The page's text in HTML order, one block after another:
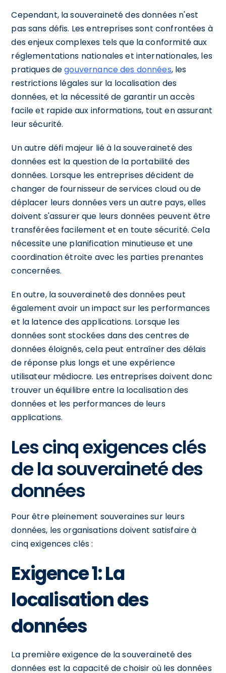
Cependant, la souveraineté des données n'est
pas sans défis. Les entreprises sont confrontées à
des enjeux complexes tels que la conformité aux
réglementations nationales et internationales, les
pratiques degouvernance des données, les
restrictions légales sur la localisation des
données, et la nécessité de garantir un accès
facile et rapide aux informations, tout en assurant
leur sécurité.
Un autre défi majeur lié à la souveraineté des
données est la question de la portabilité des
données. Lorsque les entreprises décident de
changer de fournisseur de services cloud ou de
déplacer leurs données vers un autre pays, elles
doivent s'assurer que leurs données peuvent être
transférées facilement et en toute sécurité. Cela
nécessite une planification minutieuse et une
coordination étroite avec les parties prenantes
concernées.
En outre, la souveraineté des données peut
également avoir un impact sur les performances
et la latence des applications. Lorsque les
données sont stockées dans des centres de
données éloignés, cela peut entraîner des délais
de réponse plus longs et une expérience
utilisateur médiocre. Les entreprises doivent donc
trouver un équilibre entre la localisation des
données et les performances de leurs
applications.
Les cinq exigences clés
de la souveraineté des
données
Pour être pleinement souveraines sur leurs
données, les organisations doivent satisfaire à
cinq exigences clés :
Exigence 1: La
localisation des
données
La première exigence de la souveraineté des
données est la capacité de choisir où les données